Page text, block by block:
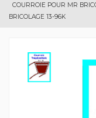
COURROIE POUR MR
BRICOLAGE 13-96K